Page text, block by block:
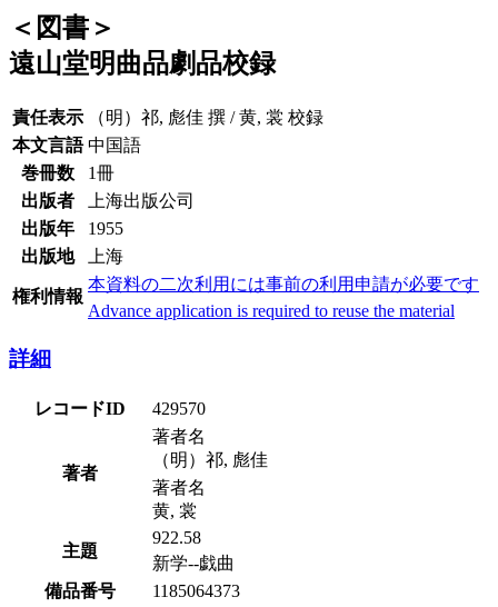
＜図書＞
遠山堂明曲品劇品校録
責任表示
（明）祁, 彪佳 撰 / 黄, 裳 校録
本文言語 中国語
巻冊数
1冊
出版者
上海出版公司
出版年
1955
出版地
上海
権利情報
本資料の二次利用には事前の利用申請が必要です
Advance application is required to reuse the material
詳細
レコードID 429570
著者
著者名
（明）祁, 彪佳
著者名
黄, 裳
主題
922.58
新学--戯曲
備品番号
1185064373